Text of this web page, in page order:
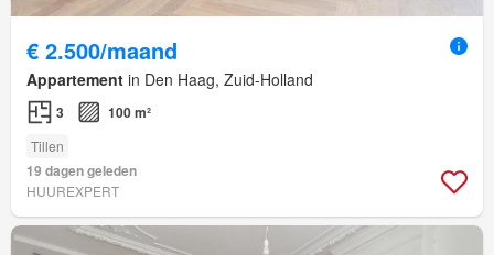
€ 2.500/maand
Appartement in Den Haag, Zuid-Holland
3 100 m²
Tillen
19 dagen geleden
HUUREXPERT